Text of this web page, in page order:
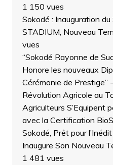
1 150 vues
Sokodé : Inauguration
STADIUM, Nouveau
vues
“Sokodé Rayonne de
Honore les nouveaux
Cérémonie de Prestige”
Révolution Agricole au
Agriculteurs S’Equipent
avec la Certification
Sokodé, Prêt pour
Inaugure Son Nouveau
1 481 vues